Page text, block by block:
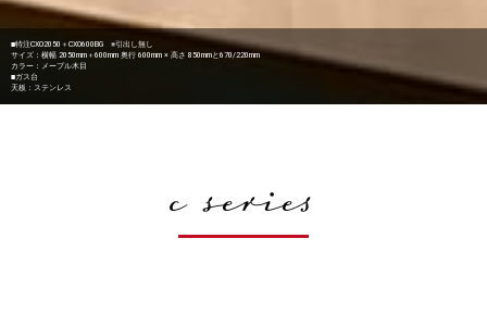
■特注CXO2050＋CXO600BG ※引出し無し
サイズ：横幅 2050mm＋600mm 奥行 600mm × 高さ 850mmと670/220mm
カラー：メープル木目
■ガス台
天板：ステンレス
c series